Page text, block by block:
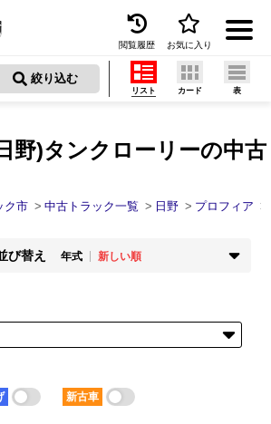
トラック買取
お問い合わせ
閲覧履歴 お気に入り
野)タンクローリーの中古
絞り込む
リスト カード 表
ク市 中古トラック一覧 日野 プロフィア
び替え 年式
新しい順
多い順
価格
安い順
高い順
多い順
短い順
新古車